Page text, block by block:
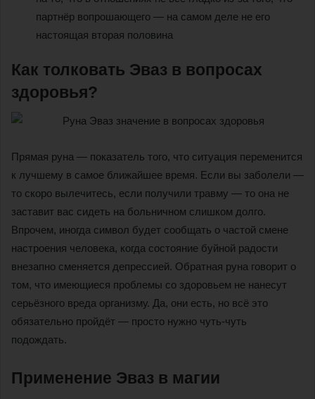
партнёр вопрошающего — на самом деле не его
настоящая вторая половина
Как толковать Эваз в вопросах
здоровья?
Прямая руна — показатель того, что ситуация переменится
к лучшему в самое ближайшее время. Если вы заболели —
то скоро вылечитесь, если получили травму — то она не
заставит вас сидеть на больничном слишком долго.
Впрочем, иногда символ будет сообщать о частой смене
настроения человека, когда состояние буйной радости
внезапно сменяется депрессией. Обратная руна говорит о
том, что имеющиеся проблемы со здоровьем не нанесут
серьёзного вреда организму. Да, они есть, но всё это
обязательно пройдёт — просто нужно чуть-чуть
подождать.
Применение Эваз в магии